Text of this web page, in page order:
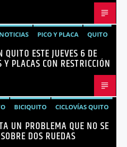
NOTICIAS PICO Y PLACA QUITO
QUITO ESTE JUEVES 6 DE
PLACAS CON RESTRICCIÓN
BICIQUITO
CICLOVÍAS QUITO
BICICLETA
MOVILIDAD SOSTENIBLE QUITO
UN PROBLEMA QUE NO SE
DOS RUEDAS